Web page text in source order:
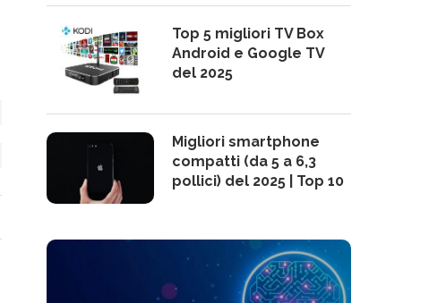
Top 5 migliori TV Box
Android e Google TV
del 2025
Migliori smartphone
compatti (da 5 a 6,3
pollici) del 2025 | Top 10